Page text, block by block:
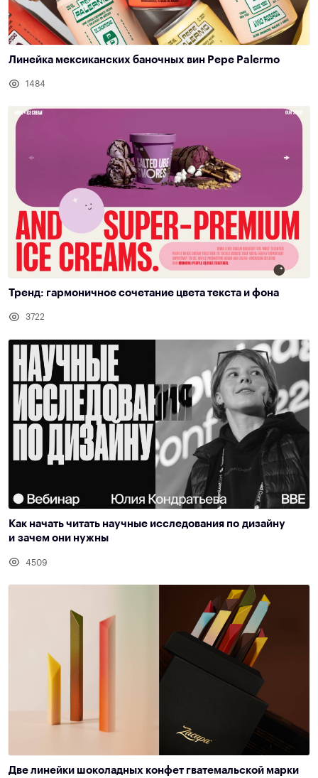
Линейка мексиканских баночных вин Pepe Palermo
1484
Тренд: гармоничное сочетание цвета текста и фона
3722
Как начать читать научные исследования по дизайну
и зачем они нужны
4509
Две линейки шоколадных конфет гватемальской марки